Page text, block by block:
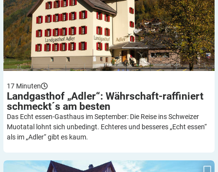
17 Minuten
Landgasthof „Adler“: Währschaft-raffiniert
schmeckt´s am besten
Das Echt essen-Gasthaus im September: Die Reise ins Schweizer
Muotatal lohnt sich unbedingt. Echteres und besseres „Echt essen“
als im „Adler“ gibt es kaum.
„Lamm“: Schlemmen à la „Schönkost“